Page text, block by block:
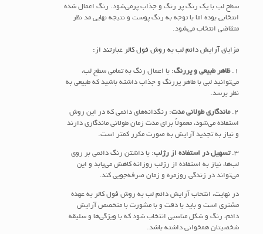
سطح لب با یک رنگ پر رنگ و جذاب پرمی‌شود. رنگ اعمال شده
انتخابی بوده اما با توجه به رنگ پوست و نتیجه نهایی مد نظر
متقاضی انتخاب می‌شود.
مزایای آرایش دائم لب به روش فول کالر عبارتند از:
۱. ظاهر طبیعی و پررنگ: با اعمال رنگ به تمامی سطح لب‌،
می‌توانید لبی با ظاهر پررنگ و جذاب داشته باشید که طبیعی به
نظر برسد.
۲. ماندگاری طولانی مدت: رنگدانه‌های دائمی که در این روش
استفاده می‌شود، معمولاً برای مدت زمان طولانی ماندگاری دارند
و نیاز به تجدید آرایش به صورت مکرر کمتر است.
۳. تسهیل در استفاده از رژلب: با داشتن رنگ دائمی بر روی
لب‌ها، نیاز به استفاده از رژلب روزانه کاهش می‌یابد و این
می‌تواند در زندگی روزمره و زمان صرفه‌جویی کند.
در نهایت، انتخاب آرایش دائم لب به روش فول کالر به عهده
مشتری است و باید با دقت و با مشورت با متخصص آرایش
دائم، رنگ و شکل مناسبی انتخاب شود که با ویژگی‌ها و سلیقه
شخصیتان همخوانی داشته باشد.